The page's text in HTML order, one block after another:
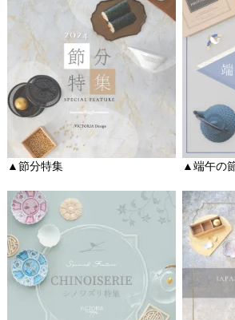
▲節分特集 ▲端午の